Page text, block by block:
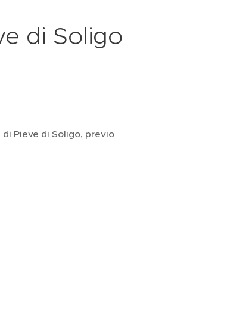
di Soligo
di Pieve di Soligo, previo